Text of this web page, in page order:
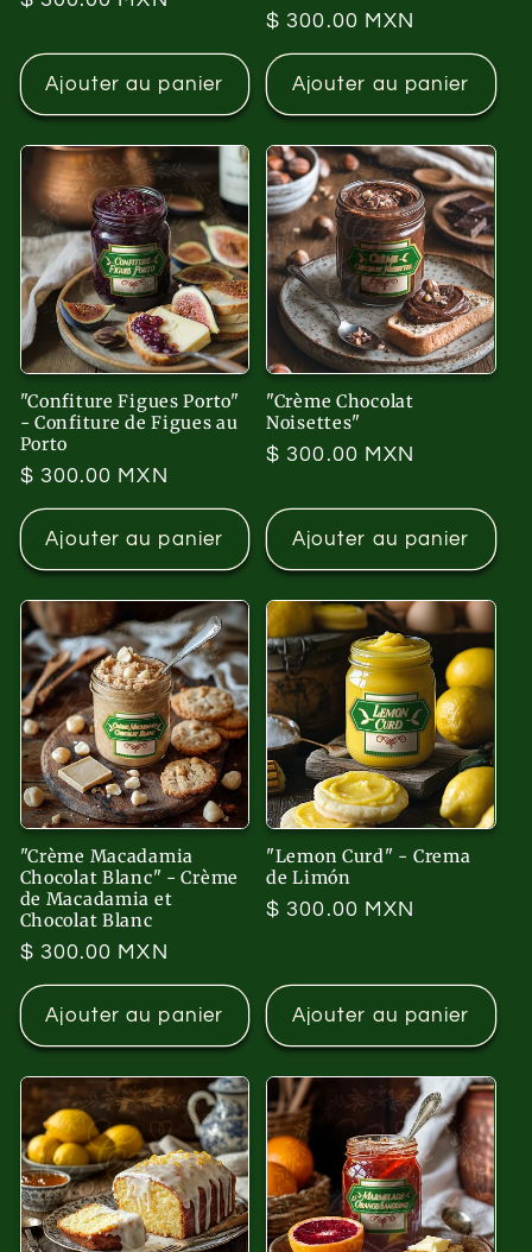
Ajouter au panier
Prix
habituel
$ 300.00 MXN
Ajouter au panier
"Confiture Figues Porto"
- Confiture de Figues au
Porto
Prix
habituel
$ 300.00 MXN
Ajouter au panier
"Crème Chocolat
Noisettes"
Prix
$ 300.00 MXN
Ajouter au panier
"Crème Macadamia
Chocolat Blanc" - Crème
de Macadamia et
Chocolat Blanc
Prix
habituel
$ 300.00 MXN
Ajouter au panier
"Lemon Curd" - Crema
de Limón
Prix
$ 300.00 MXN
Ajouter au panier